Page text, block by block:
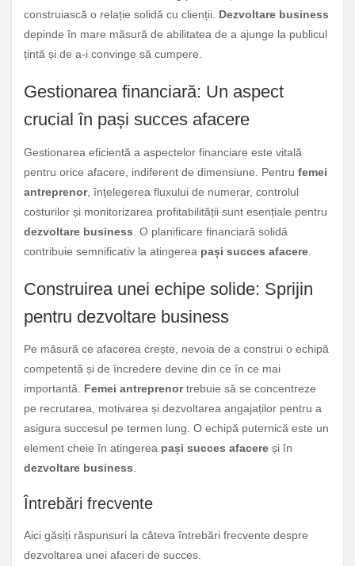
construiască o relație solidă cu clienții. Dezvoltare business
depinde în mare măsură de abilitatea de a ajunge la publicul
țintă și de a-i convinge să cumpere.
Gestionarea financiară: Un aspect
crucial în pași succes afacere
Gestionarea eficientă a aspectelor financiare este vitală
pentru orice afacere, indiferent de dimensiune. Pentru femei
antreprenor, înțelegerea fluxului de numerar, controlul
costurilor și monitorizarea profitabilității sunt esențiale pentru
dezvoltare business . O planificare financiară solidă
contribuie semnificativ la atingerea pași succes afacere
Construirea unei echipe solide: Sprijin
pentru dezvoltare business
Pe măsură ce afacerea crește, nevoia de a construi o echipă
competentă și de încredere devine din ce în ce mai
importantă. Femei antreprenortrebuie să se concentreze
pe recrutarea, motivarea și dezvoltarea angajaților pentru a
asigura succesul pe termen lung. O echipă puternică este un
element cheie în atingerea pași succes afacere și în
dezvoltare business.
Întrebări frecvente
Aici găsiți răspunsuri la câteva întrebări frecvente despre
dezvoltarea unei afaceri de succes.